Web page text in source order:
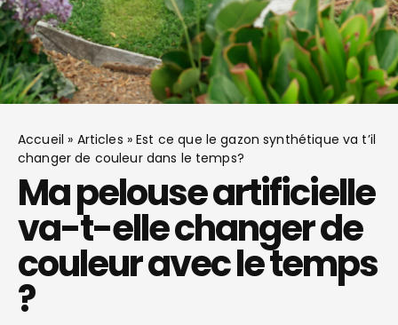
Accueil » Articles »Est ce que le gazon synthétique va t’il
changer de couleur dans le temps?
Ma pelouse artificielle
va-t-elle changer de
couleur avec le temps
?